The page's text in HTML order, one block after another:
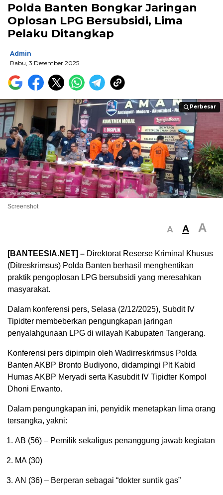
Polda Banten Bongkar Jaringan
Oplosan LPG Bersubsidi, Lima
Pelaku Ditangkap
Admin
Rabu, 3 Desember 2025
Perbesar
Perbesar
Screenshot
A A A
[BANTEESIA.NET] – Direktorat Reserse Kriminal Khusus
(Ditreskrimsus) Polda Banten berhasil menghentikan
praktik pengoplosan LPG bersubsidi yang meresahkan
masyarakat.
Dalam konferensi pers, Selasa (2/12/2025), Subdit IV
Tipidter membeberkan pengungkapan jaringan
penyalahgunaan LPG di wilayah Kabupaten Tangerang.
Konferensi pers dipimpin oleh Wadirreskrimsus Polda
Banten AKBP Bronto Budiyono, didampingi Plt Kabid
Humas AKBP Meryadi serta Kasubdit IV Tipidter Kompol
Dhoni Erwanto.
Dalam pengungkapan ini, penyidik menetapkan lima orang
tersangka, yakni:
AB (56) – Pemilik sekaligus penanggung jawab kegiatan
MA (30)
AN (36) – Berperan sebagai “dokter suntik gas”